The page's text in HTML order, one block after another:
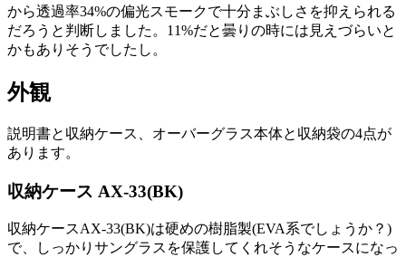
から透過率34%の偏光スモークで十分まぶしさを抑えられる
だろうと判断しました。11%だと曇りの時には見えづらいと
かもありそうでしたし。
外観
説明書と収納ケース、オーバーグラス本体と収納袋の4点が
あります。
収納ケース AX-33(BK)
収納ケースAX-33(BK)は硬めの樹脂製(EVA系でしょうか？)
で、しっかりサングラスを保護してくれそうなケースになっ